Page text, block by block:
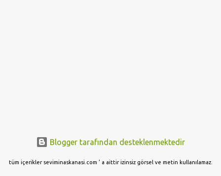
Blogger tarafından desteklenmektedir
tüm içerikler seviminaskanasi.com ' a aittir izinsiz görsel ve metin kullanılamaz.